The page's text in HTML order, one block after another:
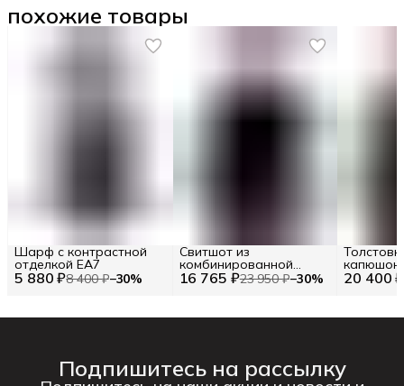
похожие товары
5 880 ₽8 400 ₽−30%
Шарф с контрастной
отделкой EA7
16 765 ₽23 950 ₽−30%
Свитшот из
комбинированной
ткани ICE PLAY RU 50 / 20 400 ₽
Подпишитесь на рассылку